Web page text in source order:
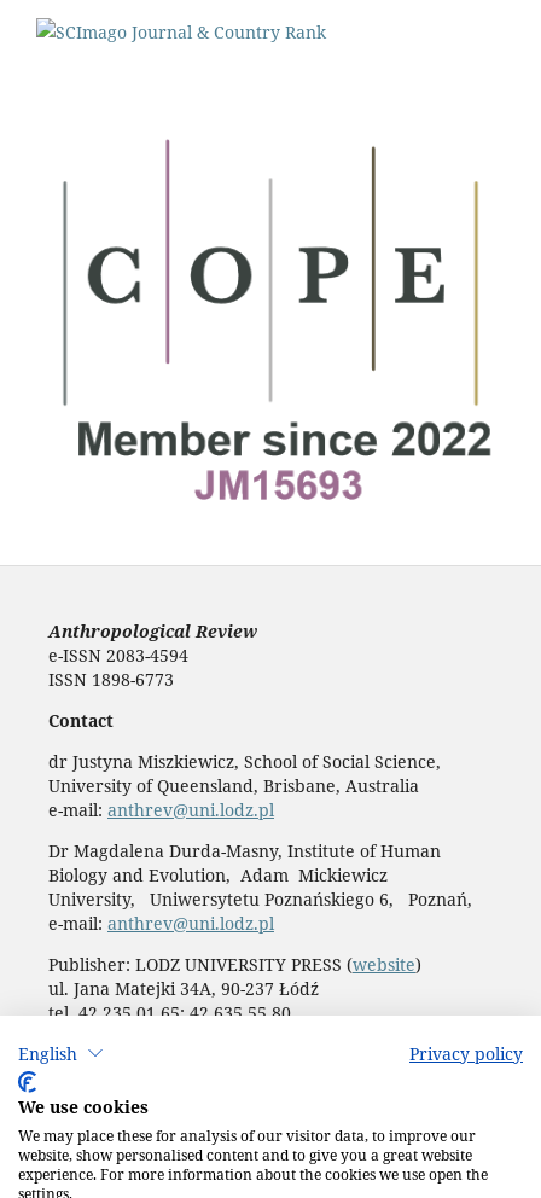
English Privacy policy
We use cookies
We may place these for analysis of our visitor data, to improve our
website, show personalised content and to give you a great website
experience. For more information about the cookies we use open the
settings.
Anthropological Review
e-ISSN 2083-4594
ISSN 1898-6773
Contact
dr Justyna Miszkiewicz, School of Social Science,
University of Queensland, Brisbane, Australia
e-mail: anthrev@uni.lodz.pl
Dr Magdalena Durda-Masny, Institute of Human
Biology and Evolution, Adam Mickiewicz
University, Uniwersytetu Poznańskiego 6, Poznań,
e-mail: anthrev@uni.lodz.pl
Publisher: LODZ UNIVERSITY PRESS (website)
ul. Jana Matejki 34A, 90-237 Łódź
tel. 42 235 01 65; 42 635 55 80